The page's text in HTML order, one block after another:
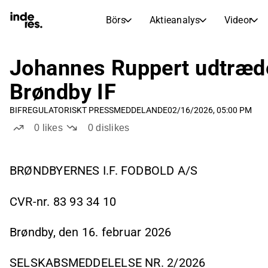
Börs Aktieanalys Videor
Börs
Morgonrapport
Aktieanalys
Artiklar
Inderes modellportfölj
inderesTV
Aktiejämförelse
Johannes Ruppert
Brøndby IF
BIFREGULATORISKT PRESSMEDDELANDE02/16/2026, 05:00 PM
0 likes 0dislikes
BRØNDBYERNES I.F. FODBOLD A/S
CVR-nr. 83 93 34 10
Brøndby, den 16. februar 2026
SELSKABSMEDDELELSE NR. 2/2026